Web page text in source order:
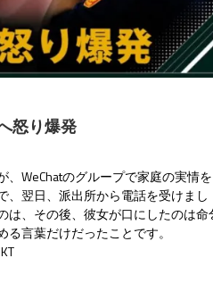
怒り爆発
WeChatのグループで家庭の実情を
、翌日、派出所から電話を受けまし
は、その後、彼女が口にしたのは命
る言葉だけだったことです。